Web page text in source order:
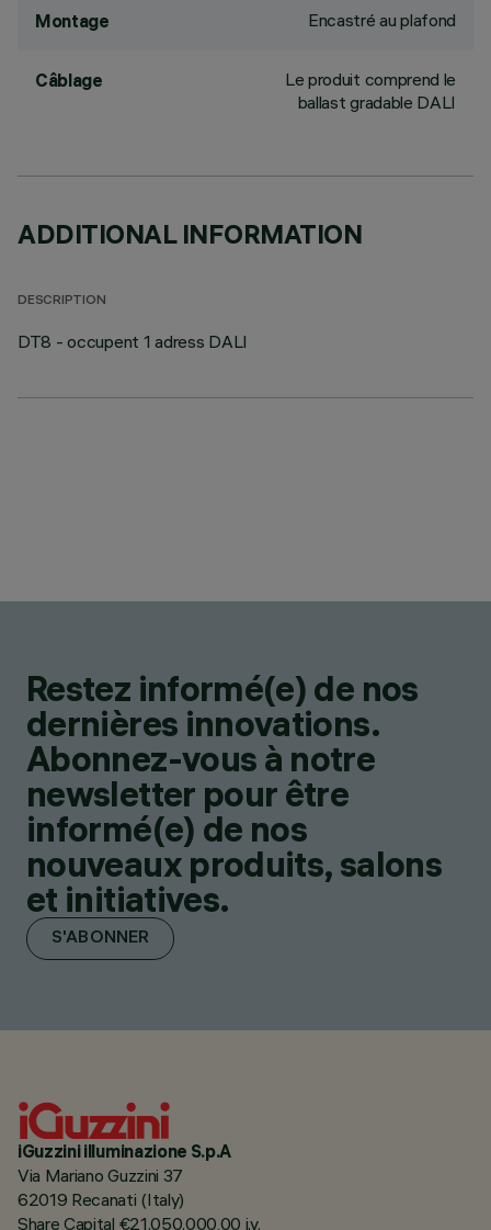
Montage Encastré au plafond
Câblage
Le produit comprend le
ballast gradable DALI
ADDITIONAL INFORMATION
DESCRIPTION
DT8 - occupent 1 adress DALI
Restez informé(e) de nos
dernières innovations.
Abonnez-vous à notre
newsletter pour être
informé(e) de nos
nouveaux produits, salons
et initiatives.
S'ABONNER
iGuzzini illuminazione S.p.A
Via Mariano Guzzini 37
62019 Recanati (Italy)
Share Capital €21.050.000,00 i.v.